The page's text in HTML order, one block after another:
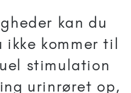
kan du
kommer til
stimulation
urinrøret op,